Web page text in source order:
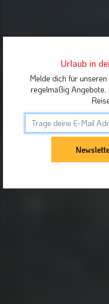
Urlaub in
Melde dich für
regelmäßig Angebote,